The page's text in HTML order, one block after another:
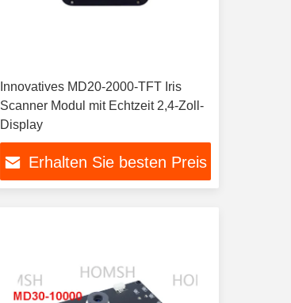
Innovatives MD20-2000-TFT Iris
Scanner Modul mit Echtzeit 2,4-Zoll-
Display
Erhalten Sie besten Preis